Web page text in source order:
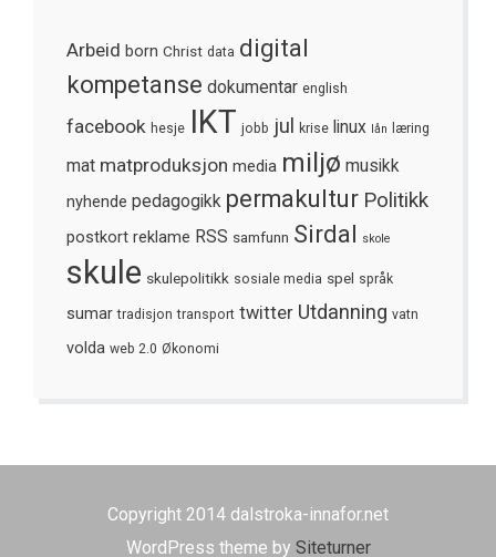
Arbeid born Christ data digital
kompetanse dokumentar english
facebook hesje IKT jobb jul krise linux lån læring
mat matproduksjon media miljø musikk
nyhende pedagogikk permakultur Politikk
postkort reklame RSS samfunn Sirdal skole
skule skulepolitikk sosiale media spel språk
sumar tradisjon transport twitter Utdanning vatn
volda web 2.0 Økonomi
Copyright 2014 dalstroka-innafor.net
WordPress theme by Siteturner